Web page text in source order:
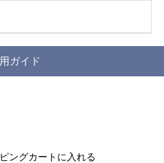
ガイド
ングカートに入れる